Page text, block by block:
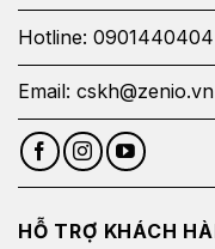
Hotline: 0901440404
Email: cskh@zenio.vn
HỖ TRỢ KHÁCH